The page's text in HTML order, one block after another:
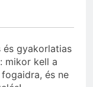
és gyakorlatias
mikor kell a
és ne